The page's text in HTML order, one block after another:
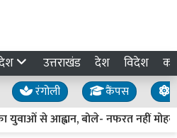
उत्तराखंड देश विदेश
रंगोली कैंपस
युवाओं से आह्वान, बोले- नफरत नहीं